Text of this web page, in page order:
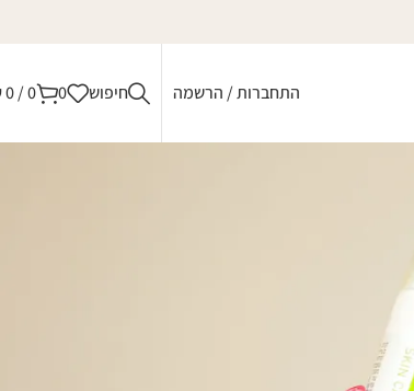
התחברות / הרשמה חיפוש 0
0
/
0